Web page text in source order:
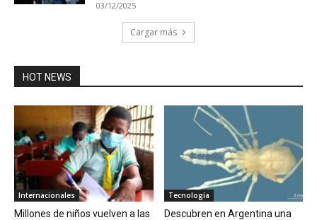
03/12/2025
Cargar más
HOT NEWS
Internacionales
Millones de niños vuelven a las
Tecnología
Descubren en Argentina una